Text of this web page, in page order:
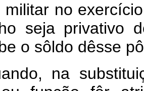
militar no
seja privativo
o sôldo dêsse
na